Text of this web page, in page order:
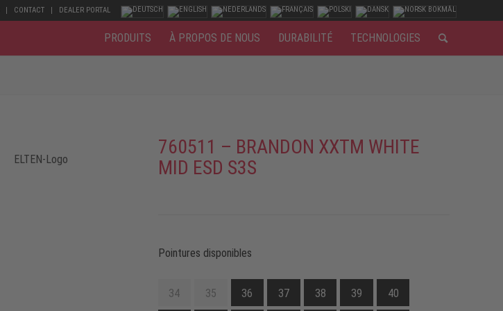
CONTACT DEALER PORTAL
PRODUITS À PROPOS DE NOUS DURABILITÉ TECHNOLOGIES
760511 – BRANDON XXTM WHITE
MID ESD S3S
Pointures disponibles
34 35 36 37 38 39 40